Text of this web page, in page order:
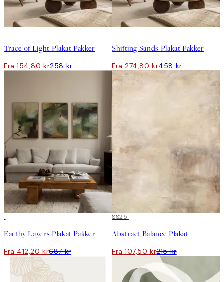
Trace of Light Plakat Pakker
Fra 154,80 kr258 kr
Shifting Sands Plakat Pakker
Fra 274,80 kr458 kr
Earthy Layers Plakat Pakker
Fra 412,20 kr687 kr
50%*
SS25
Abstract Balance Plakat
Fra 107,50 kr215 kr